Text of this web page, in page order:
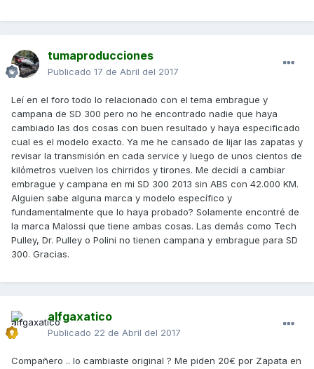
tumaproducciones
Publicado 17 de Abril del 2017
Leí en el foro todo lo relacionado con el tema embrague y
campana de SD 300 pero no he encontrado nadie que haya
cambiado las dos cosas con buen resultado y haya especificado
cual es el modelo exacto. Ya me he cansado de lijar las zapatas y
revisar la transmisión en cada service y luego de unos cientos de
kilómetros vuelven los chirridos y tirones. Me decidí a cambiar
embrague y campana en mi SD 300 2013 sin ABS con 42.000 KM.
Alguien sabe alguna marca y modelo específico y
fundamentalmente que lo haya probado? Solamente encontré de
la marca Malossi que tiene ambas cosas. Las demás como Tech
Pulley, Dr. Pulley o Polini no tienen campana y embrague para SD
300. Gracias.
alfgaxatico
Publicado 22 de Abril del 2017
Compañero .. lo cambiaste original ? Me piden 20€ por Zapata en